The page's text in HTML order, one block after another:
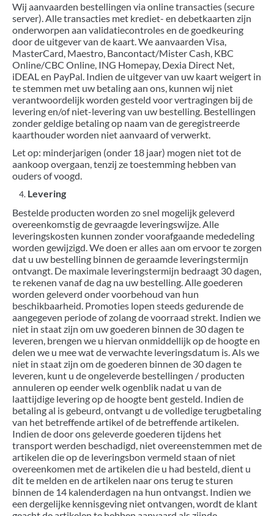
Wij aanvaarden bestellingen via online transacties (secure
server). Alle transacties met krediet- en debetkaarten zijn
onderworpen aan validatiecontroles en de goedkeuring
door de uitgever van de kaart. We aanvaarden Visa,
MasterCard, Maestro, Bancontact/Mister Cash, KBC
Online/CBC Online, ING Homepay, Dexia Direct Net,
iDEAL en PayPal. Indien de uitgever van uw kaart weigert in
te stemmen met uw betaling aan ons, kunnen wij niet
verantwoordelijk worden gesteld voor vertragingen bij de
levering en/of niet-levering van uw bestelling. Bestellingen
zonder geldige betaling op naam van de geregistreerde
kaarthouder worden niet aanvaard of verwerkt.
Let op: minderjarigen (onder 18 jaar) mogen niet tot de
aankoop overgaan, tenzij ze toestemming hebben van
ouders of voogd.
Levering
Bestelde producten worden zo snel mogelijk geleverd
overeenkomstig de gevraagde leveringswijze. Alle
leveringskosten kunnen zonder voorafgaande mededeling
worden gewijzigd. We doen er alles aan om ervoor te zorgen
dat u uw bestelling binnen de geraamde leveringstermijn
ontvangt. De maximale leveringstermijn bedraagt 30 dagen,
te rekenen vanaf de dag na uw bestelling. Alle goederen
worden geleverd onder voorbehoud van hun
beschikbaarheid. Promoties lopen steeds gedurende de
aangegeven periode of zolang de voorraad strekt. Indien we
niet in staat zijn om uw goederen binnen de 30 dagen te
leveren, brengen we u hiervan onmiddellijk op de hoogte en
delen we u mee wat de verwachte leveringsdatum is. Als we
niet in staat zijn om de goederen binnen de 30 dagen te
leveren, kunt u de ongeleverde bestellingen / producten
annuleren op eender welk ogenblik nadat u van de
laattijdige levering op de hoogte bent gesteld. Indien de
betaling al is gebeurd, ontvangt u de volledige terugbetaling
van het betreffende artikel of de betreffende artikelen.
Indien de door ons geleverde goederen tijdens het
transport werden beschadigd, niet overeenstemmen met de
artikelen die op de leveringsbon vermeld staan of niet
overeenkomen met de artikelen die u had besteld, dient u
dit te melden en de artikelen naar ons terug te sturen
binnen de 14 kalenderdagen na hun ontvangst. Indien we
een dergelijke kennisgeving niet ontvangen, wordt de klant